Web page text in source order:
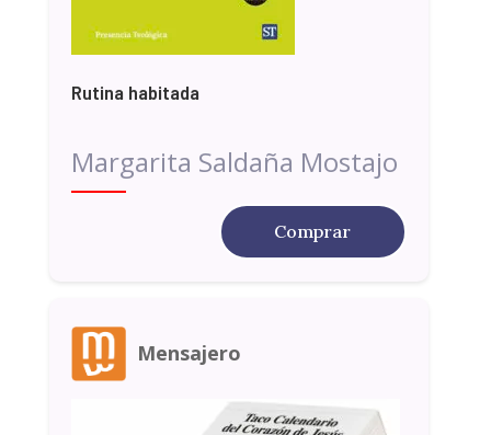
Rutina habitada
Margarita Saldaña Mostajo
Comprar
Mensajero